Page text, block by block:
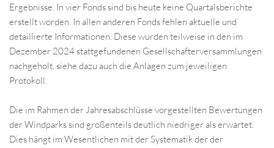
Ergebnisse. In vier Fonds sind bis heute keine Quartalsberichte
erstellt worden. In allen anderen Fonds fehlen aktuelle und
detaillierte Informationen. Diese wurden teilweise in den im
Dezember 2024 stattgefundenen Gesellschafterversammlungen
nachgeholt, siehe dazu auch die Anlagen zum jeweiligen
Protokoll.
Die im Rahmen der Jahresabschlüsse vorgestellten Bewertungen
der Windparks sind großenteils deutlich niedriger als erwartet.
Dies hängt im Wesentlichen mit der Systematik der der